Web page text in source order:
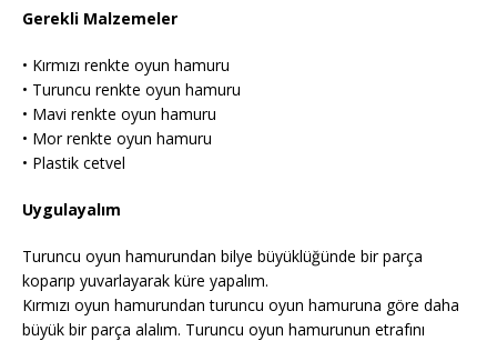
Gerekli Malzemeler
• Kırmızı renkte oyun hamuru
• Turuncu renkte oyun hamuru
• Mavi renkte oyun hamuru
• Mor renkte oyun hamuru
• Plastik cetvel
Uygulayalım
Turuncu oyun hamurundan bilye büyüklüğünde bir parça
koparıp yuvarlayarak küre yapalım.
Kırmızı oyun hamurundan turuncu oyun hamuruna göre daha
büyük bir parça alalım. Turuncu oyun hamurunun etrafını